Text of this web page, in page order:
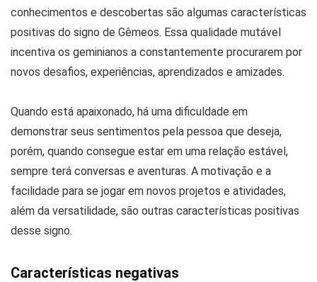
conhecimentos e descobertas são algumas características
positivas do signo de Gêmeos. Essa qualidade mutável
incentiva os geminianos a constantemente procurarem por
novos desafios, experiências, aprendizados e amizades.
Quando está apaixonado, há uma dificuldade em
demonstrar seus sentimentos pela pessoa que deseja,
porém, quando consegue estar em uma relação estável,
sempre terá conversas e aventuras. A motivação e a
facilidade para se jogar em novos projetos e atividades,
além da versatilidade, são outras características positivas
desse signo.
Características negativas